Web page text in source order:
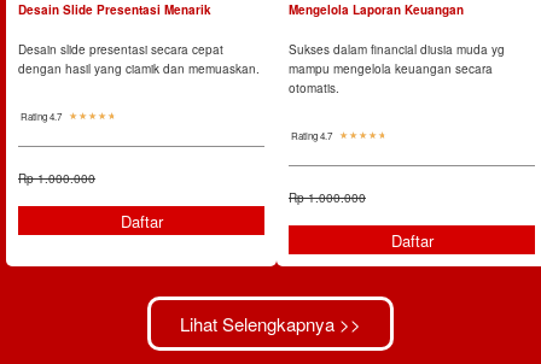
Desain Slide Presentasi Menarik
Desain slide presentasi secara cepat
dengan hasil yang ciamik dan memuaskan.
Rating 4.7 ☆ ☆ ☆ ☆ ☆
Rp 1.000.000
Daftar
Mengelola Laporan Keuangan
Sukses dalam financial diusia muda yg
mampu mengelola keuangan secara
otomatis.
Rating 4.7 ☆ ☆ ☆ ☆ ☆
Rp 1.000.000
Daftar
Lihat Selengkapnya >>